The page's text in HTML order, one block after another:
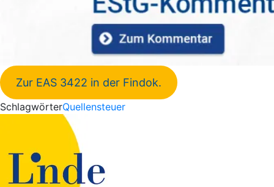
Zur EAS 3422 in der Findok.
SchlagwörterQuellensteuer